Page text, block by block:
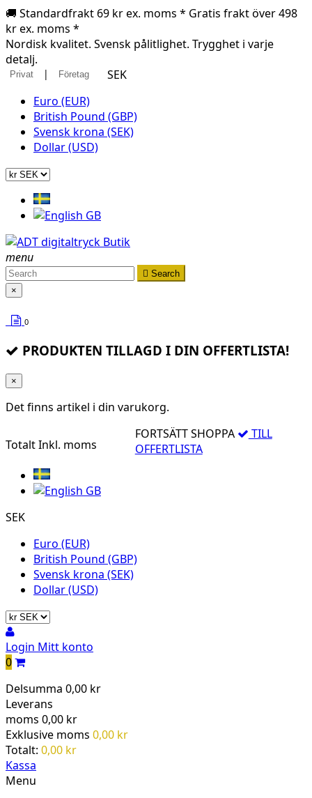
🚚 Standardfrakt 69 kr ex. moms * Gratis frakt över 498
kr ex. moms *
Nordisk kvalitet. Svensk pålitlighet. Trygghet i varje
detalj.
Privat | Företag
SEK
Euro (EUR)
British Pound (GBP)
Svensk krona (SEK)
Dollar (USD)
menu
 Search
×
0
PRODUKTEN TILLAGD I DIN OFFERTLISTA!
×
Det finns artikel i din varukorg.
TotaltInkl. moms
FORTSÄTT SHOPPA
TILL
OFFERTLISTA
SEK
Euro (EUR)
British Pound (GBP)
Svensk krona (SEK)
Dollar (USD)
Login Mitt konto
0
Delsumma 0,00 kr
Leverans
moms 0,00 kr
Exklusive moms 0,00 kr
Totalt: 0,00 kr
Kassa
Menu